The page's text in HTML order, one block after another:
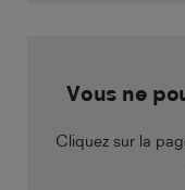
Vous ne
Cliquez sur la